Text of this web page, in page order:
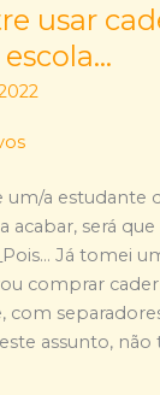
usar
a estudante
acabar, será
Já tomei
comprar
com
assunto,